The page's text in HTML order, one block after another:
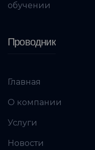
обучении
Проводник
Главная
О компании
Услуги
Новости